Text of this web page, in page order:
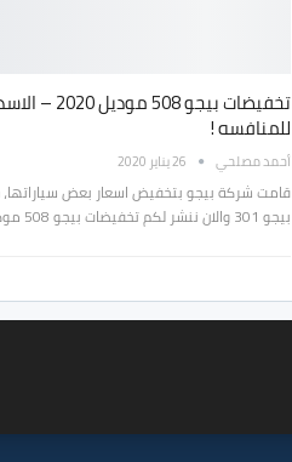
تخفيضات بيجو
للمنافسه !
أحمد مصلحي 26 يناير 2020
قامت شركة بيجو بتخفيض اسعار بعض سياراتها،
بيجو 301 والان ننشر لكم تخفيضات بيجو 508 موديل 2020 حيث…